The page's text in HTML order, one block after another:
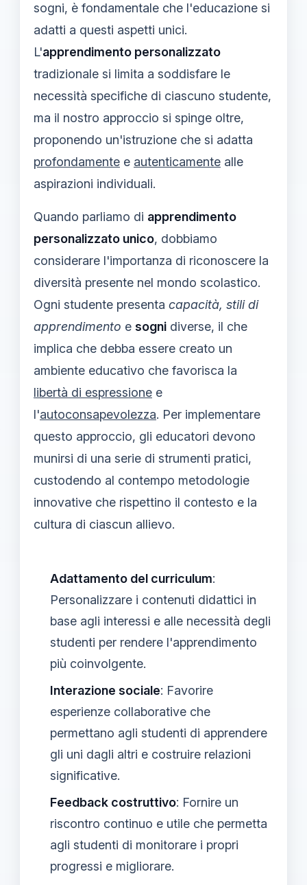
sogni, è fondamentale che l'educazione si
adatti a questi aspetti unici.
L'apprendimento personalizzato
tradizionale si limita a soddisfare le
necessità specifiche di ciascuno studente,
ma il nostro approccio si spinge oltre,
proponendo un'istruzione che si adatta
profondamente e autenticamente alle
aspirazioni individuali.
Quando parliamo di apprendimento
personalizzato unico, dobbiamo
considerare l'importanza di riconoscere la
diversità presente nel mondo scolastico.
Ogni studente presenta capacità, stili di
apprendimento e sogni diverse, il che
implica che debba essere creato un
ambiente educativo che favorisca la
libertà di espressione e
l'autoconsapevolezza. Per implementare
questo approccio, gli educatori devono
munirsi di una serie di strumenti pratici,
custodendo al contempo metodologie
innovative che rispettino il contesto e la
cultura di ciascun allievo.
Adattamento del curriculum:
Personalizzare i contenuti didattici in
base agli interessi e alle necessità degli
studenti per rendere l'apprendimento
più coinvolgente.
Interazione sociale: Favorire
esperienze collaborative che
permettano agli studenti di apprendere
gli uni dagli altri e costruire relazioni
significative.
Feedback costruttivo: Fornire un
riscontro continuo e utile che permetta
agli studenti di monitorare i propri
progressi e migliorare.